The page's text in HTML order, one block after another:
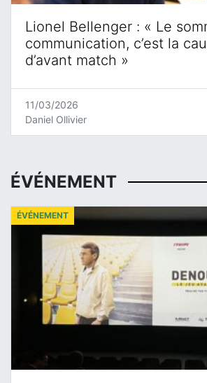
Lionel Bellenger : « Le
communication, c’est la
d’avant match »
11/03/2026
Daniel Ollivier
ÉVÉNEMENT
ÉVÉNEMENT